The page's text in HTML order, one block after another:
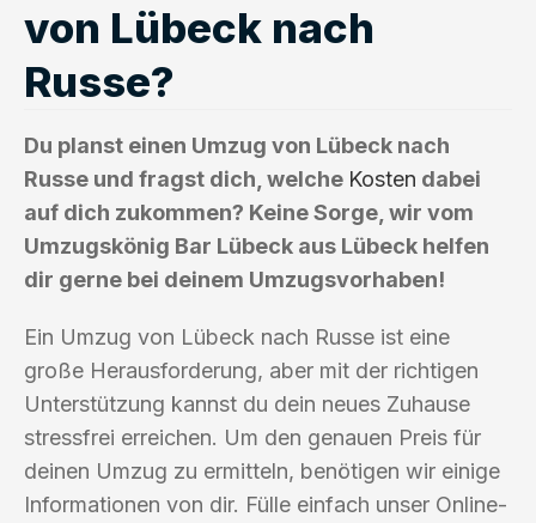
von Lübeck nach
Russe?
Du planst einen Umzug von Lübeck nach
Russe und fragst dich, welche Kosten dabei
auf dich zukommen? Keine Sorge, wir vom
Umzugskönig Bar Lübeck aus Lübeck helfen
dir gerne bei deinem Umzugsvorhaben!
Ein Umzug von Lübeck nach Russe ist eine
große Herausforderung, aber mit der richtigen
Unterstützung kannst du dein neues Zuhause
stressfrei erreichen. Um den genauen Preis für
deinen Umzug zu ermitteln, benötigen wir einige
Informationen von dir. Fülle einfach unser Online-